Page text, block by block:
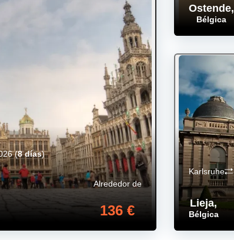
Alrededor de
136 €
(8 días)
Ostende,
Bélgica
Lieja,
Bélgica
Karlsruhe